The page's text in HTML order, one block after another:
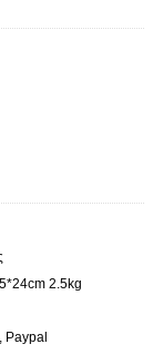
2.5kg
Paypal